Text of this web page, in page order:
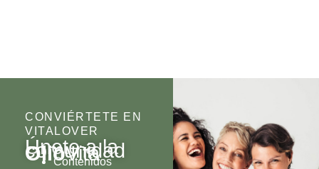
CONVIÉRTETE EN
VITALOVER
Únete a la
comunidad
OlioVita
Contenidos